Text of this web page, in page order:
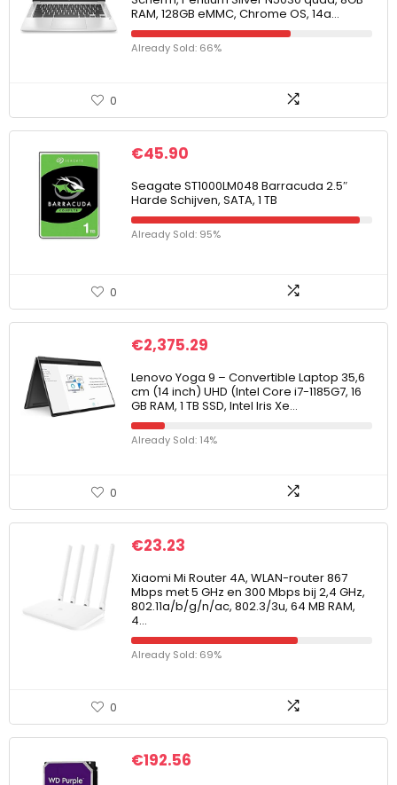
RAM, 128GB eMMC, Chrome OS, 14a…
Already Sold: 66%
0
€45.90
Seagate ST1000LM048 Barracuda 2.5″
Harde Schijven, SATA, 1 TB
Already Sold: 95%
0
€2,375.29
Lenovo Yoga 9 – Convertible Laptop 35,6
cm (14 inch) UHD (Intel Core i7-1185G7, 16
GB RAM, 1 TB SSD, Intel Iris Xe…
Already Sold: 14%
0
€23.23
Xiaomi Mi Router 4A, WLAN-router 867
Mbps met 5 GHz en 300 Mbps bij 2,4 GHz,
802.11a/b/g/n/ac, 802.3/3u, 64 MB RAM,
4…
Already Sold: 69%
0
€192.56